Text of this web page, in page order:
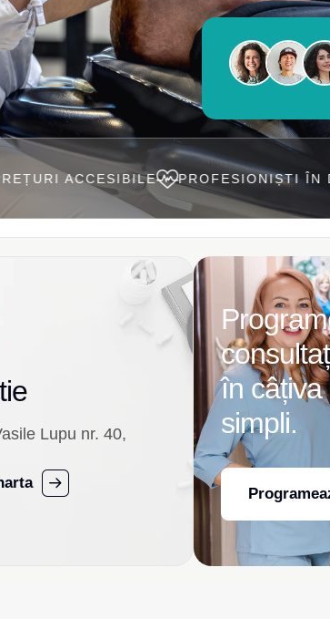
PROFESIONIȘTI ÎN DOMENIU
Lupu nr. 40,
în câțiva
simpli.